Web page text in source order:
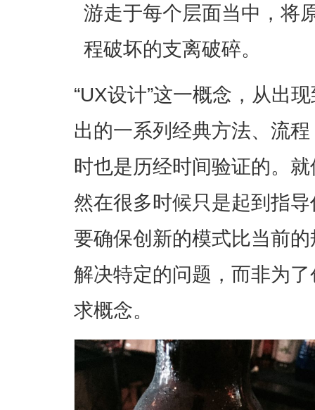
游走于每个层面当中，将
程破坏的支离破碎。
“UX设计”这一概念，从出
出的一系列经典方法、流
时也是历经时间验证的。
然在很多时候只是起到指
要确保创新的模式比当前
解决特定的问题，而非为
求概念。